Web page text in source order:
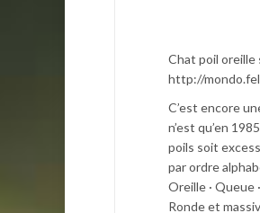
Chat poil oreille
http://
C’est encore
n’est qu’en
poils soit
par ordre
Oreille · Queue
Ronde et